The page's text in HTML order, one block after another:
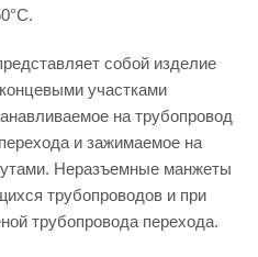
собой изделие
участками
на трубопровод
и зажимаемое на
Неразъемные манжеты
трубопроводов и при
трубопровода перехода.